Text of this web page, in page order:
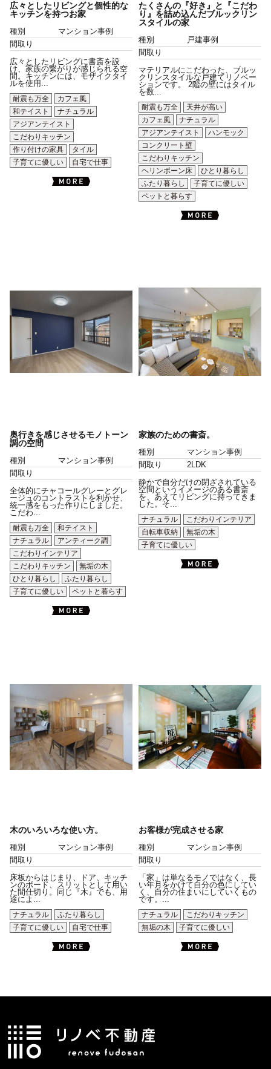
広々としたリビングと個性的な
キッチンを持つお家
種別
マンション事例
間取り
広々としたリビングに書斎を設
け、家族の繋がりが感じられる空
間。キッチンには、モザイクタイ
ルを使用...
耐震も万全
カフェ風
和テイスト
ナチュラル
アジアンテイスト
こだわりキッチン
作り付けの家具
タイル
子育てに優しい
自宅で仕事
たくさんの『好き』と『こだわ
り』を詰め込んだブルックリン
スタイルの家
種別
戸建事例
間取り
マテリアルにこだわった、ブルッ
クリンスタイルな戸建てリノベー
ションです。 2階の壁にはタイル
を数...
耐震も万全
天井が高い
カフェ風
ナチュラル
アジアンテイスト
ハンモック
コンクリート壁
こだわりキッチン
ヘリンボーン床
ひとり暮らし
ふたり暮らし
子育てに優しい
ペットと暮らす
奥行きを感じさせるモノトーン
調の空間
種別
マンション事例
間取り
全体的にチャコールグレーとグレ
ージュのコントラストを利かせ、
統一感をもった作りにしました。
こだわ...
耐震も万全
和テイスト
ナチュラル
アンティーク調
こだわりインテリア
こだわりキッチン
無垢の木
ひとり暮らし
ふたり暮らし
子育てに優しい
ペットと暮らす
家族のための書斎。
種別
マンション事例
間取り
2LDK
静かで自分だけの閉ざされている
空間というイメージのある書斎
を、あえてリビングに持ってきま
した。そ...
ナチュラル
こだわりインテリア
自転車収納
無垢の木
子育てに優しい
木のいろいろな使い方。
種別
マンション事例
間取り
床板からはじまり、ドア、キッチ
ンのボード、スリットとして用い
た間仕切り。同じ『木』でも、用
途によ...
ナチュラル
ふたり暮らし
子育てに優しい
自宅で仕事
お客様が完成させる家
種別
マンション事例
間取り
「家」は単なるモノではなく、長
い年月をかけて自分の色にしてい
く、自分の住まいにしていくもの
です。...
ナチュラル
こだわりキッチン
無垢の木
子育てに優しい